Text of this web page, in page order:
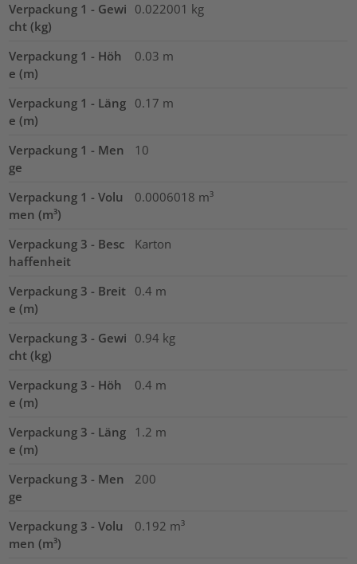
Verpackung 1 - Gewi
cht (kg)
0.022001 kg
Verpackung 1 - Höh
e (m)
0.03 m
Verpackung 1 - Läng
e (m)
0.17 m
Verpackung 1 - Men
ge
10
Verpackung 1 - Volu
men (m³)
0.0006018 m³
Verpackung 3 - Besc
haffenheit
Karton
Verpackung 3 - Breit
e (m)
0.4 m
Verpackung 3 - Gewi
cht (kg)
0.94 kg
Verpackung 3 - Höh
e (m)
0.4 m
Verpackung 3 - Läng
e (m)
1.2 m
Verpackung 3 - Men
ge
200
Verpackung 3 - Volu
men (m³)
0.192 m³